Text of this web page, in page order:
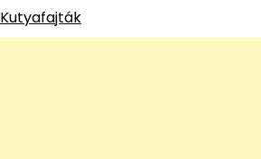
Kutyafajták